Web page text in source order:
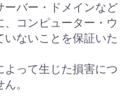
ーバー・ドメインなど
コンピューター・ウ
いないことを保証いた
よって生じた損害につ
。